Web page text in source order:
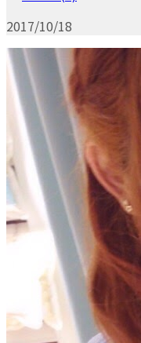
2017/10/18